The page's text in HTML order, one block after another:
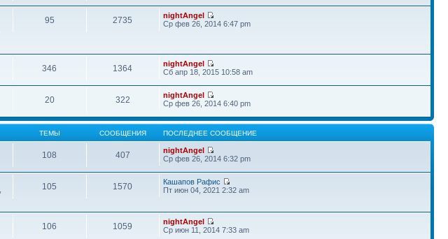
95 2735
nightAngel
Ср фев 26, 2014 6:47 pm
346 1364
nightAngel
Сб апр 18, 2015 10:58 am
20 322
nightAngel
Ср фев 26, 2014 6:40 pm
ТЕМЫ СООБЩЕНИЯ ПОСЛЕДНЕЕ СООБЩЕНИЕ
108 407
nightAngel
Ср фев 26, 2014 6:32 pm
105 1570
Кашапов Рафис
Пт июн 04, 2021 2:32 am
106 1059
nightAngel
Ср июн 11, 2014 7:33 am